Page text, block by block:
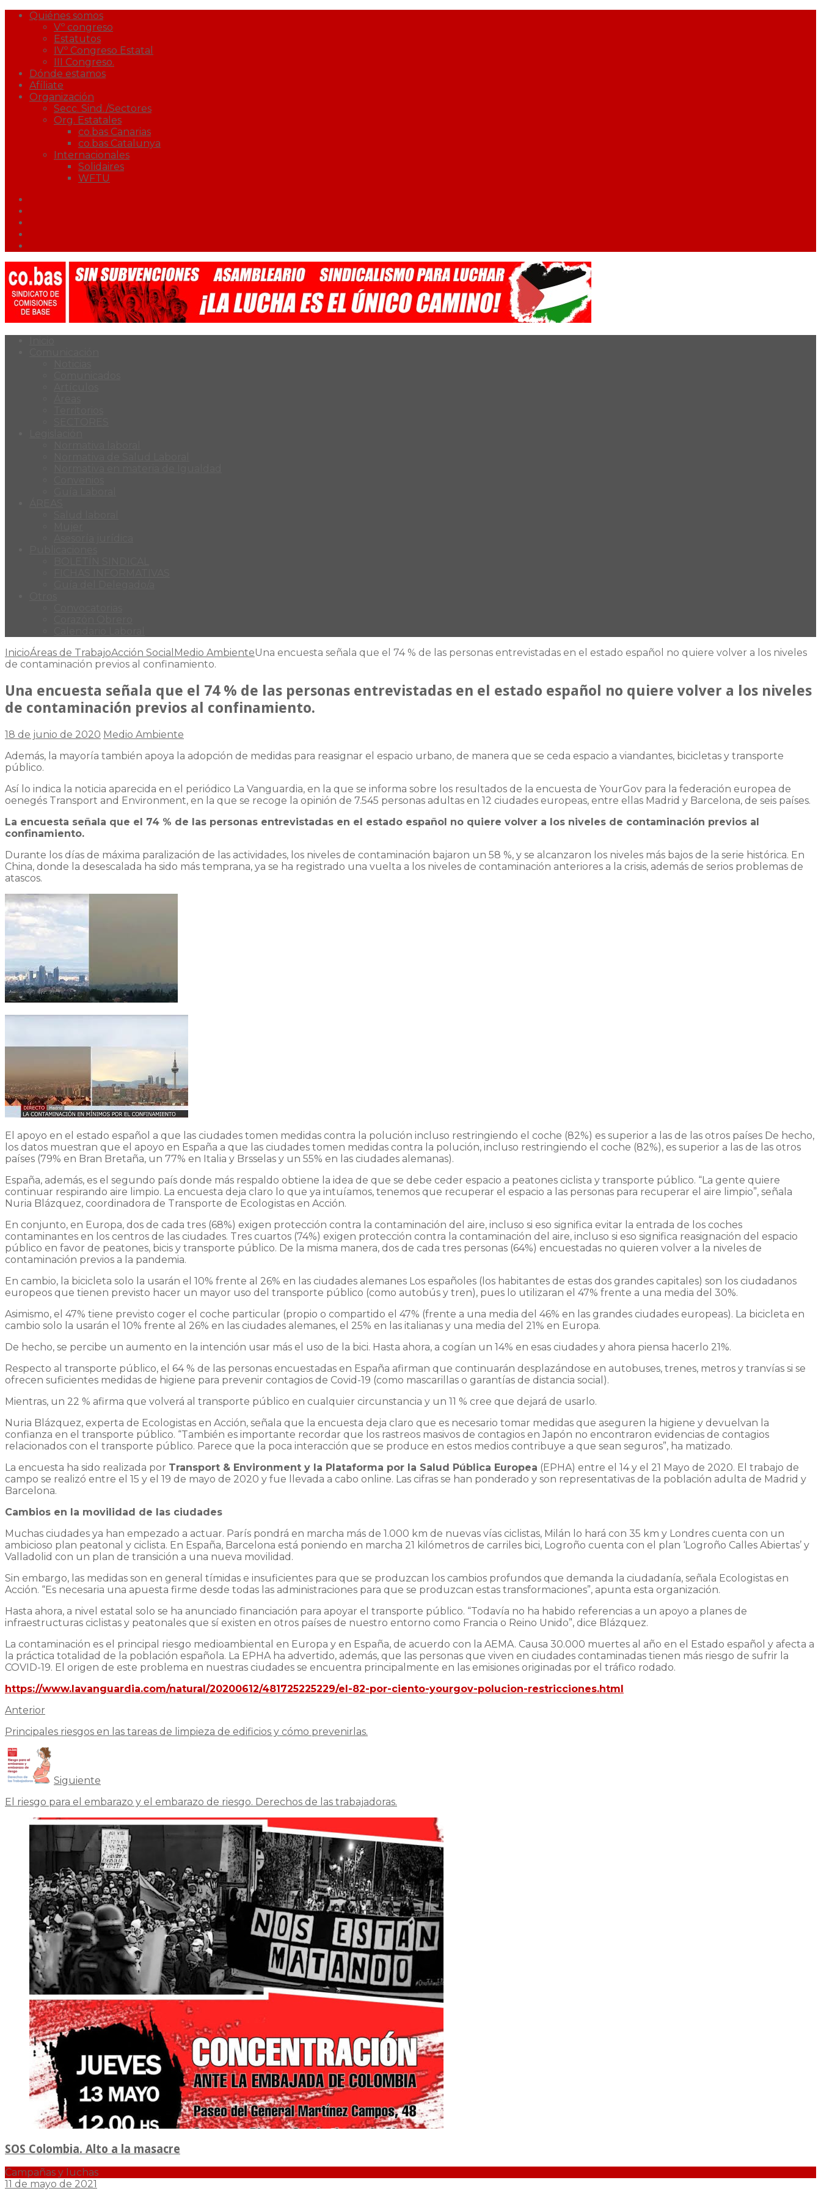
Quiénes somos
Vº congreso
Estatutos
IVº Congreso Estatal
III Congreso.
Dónde estamos
Afíliate
Organización
Secc. Sind./Sectores
Org. Estatales
co.bas Canarias
co.bas Catalunya
Internacionales
Solidaires
WFTU
InicioÁreas de TrabajoAcción Social Medio AmbienteUna encuesta señala que el 74 % de las personas entrevistadas en el estado español no quiere volver a los niveles
de contaminación previos al confinamiento.
Una encuesta señala que el 74 % de las personas entrevistadas en el estado español no quiere volver a los niveles
de contaminación previos al confinamiento.
18 de junio de 2020 Medio Ambiente
Además, la mayoría también apoya la adopción de medidas para reasignar el espacio urbano, de manera que se ceda espacio a viandantes, bicicletas y transporte
público.
Así lo indica la noticia aparecida en el periódico La Vanguardia, en la que se informa sobre los resultados de la encuesta de YourGov para la federación europea de
oenegés Transport and Environment, en la que se recoge la opinión de 7.545 personas adultas en 12 ciudades europeas, entre ellas Madrid y Barcelona, de seis países.
La encuesta señala que el 74 % de las personas entrevistadas en el estado español no quiere volver a los niveles de contaminación previos al
confinamiento.
Durante los días de máxima paralización de las actividades, los niveles de contaminación bajaron un 58 %, y se alcanzaron los niveles más bajos de la serie histórica. En
China, donde la desescalada ha sido más temprana, ya se ha registrado una vuelta a los niveles de contaminación anteriores a la crisis, además de serios problemas de
atascos.
El apoyo en el estado español a que las ciudades tomen medidas contra la polución incluso restringiendo el coche (82%) es superior a las de las otros países De hecho,
los datos muestran que el apoyo en España a que las ciudades tomen medidas contra la polución, incluso restringiendo el coche (82%), es superior a las de las otros
países (79% en Bran Bretaña, un 77% en Italia y Brsselas y un 55% en las ciudades alemanas).
España, además, es el segundo país donde más respaldo obtiene la idea de que se debe ceder espacio a peatones ciclista y transporte público. “La gente quiere
continuar respirando aire limpio. La encuesta deja claro lo que ya intuíamos, tenemos que recuperar el espacio a las personas para recuperar el aire limpio”, señala
Nuria Blázquez, coordinadora de Transporte de Ecologistas en Acción.
En conjunto, en Europa, dos de cada tres (68%) exigen protección contra la contaminación del aire, incluso si eso significa evitar la entrada de los coches
contaminantes en los centros de las ciudades. Tres cuartos (74%) exigen protección contra la contaminación del aire, incluso si eso significa reasignación del espacio
público en favor de peatones, bicis y transporte público. De la misma manera, dos de cada tres personas (64%) encuestadas no quieren volver a la niveles de
contaminación previos a la pandemia.
En cambio, la bicicleta solo la usarán el 10% frente al 26% en las ciudades alemanes Los españoles (los habitantes de estas dos grandes capitales) son los ciudadanos
europeos que tienen previsto hacer un mayor uso del transporte público (como autobús y tren), pues lo utilizaran el 47% frente a una media del 30%.
Asimismo, el 47% tiene previsto coger el coche particular (propio o compartido el 47% (frente a una media del 46% en las grandes ciudades europeas). La bicicleta en
cambio solo la usarán el 10% frente al 26% en las ciudades alemanes, el 25% en las italianas y una media del 21% en Europa.
De hecho, se percibe un aumento en la intención usar más el uso de la bici. Hasta ahora, a cogían un 14% en esas ciudades y ahora piensa hacerlo 21%.
Respecto al transporte público, el 64 % de las personas encuestadas en España afirman que continuarán desplazándose en autobuses, trenes, metros y tranvías si se
ofrecen suficientes medidas de higiene para prevenir contagios de Covid-19 (como mascarillas o garantías de distancia social).
Mientras, un 22 % afirma que volverá al transporte público en cualquier circunstancia y un 11 % cree que dejará de usarlo.
Nuria Blázquez, experta de Ecologistas en Acción, señala que la encuesta deja claro que es necesario tomar medidas que aseguren la higiene y devuelvan la
confianza en el transporte público. “También es importante recordar que los rastreos masivos de contagios en Japón no encontraron evidencias de contagios
relacionados con el transporte público. Parece que la poca interacción que se produce en estos medios contribuye a que sean seguros”, ha matizado.
La encuesta ha sido realizada por Transport & Environment y la Plataforma por la Salud Pública Europea (EPHA) entre el 14 y el 21 Mayo de 2020. El trabajo de
campo se realizó entre el 15 y el 19 de mayo de 2020 y fue llevada a cabo online. Las cifras se han ponderado y son representativas de la población adulta de Madrid y
Barcelona.
Cambios en la movilidad de las ciudades
Muchas ciudades ya han empezado a actuar. París pondrá en marcha más de 1.000 km de nuevas vías ciclistas, Milán lo hará con 35 km y Londres cuenta con un
ambicioso plan peatonal y ciclista. En España, Barcelona está poniendo en marcha 21 kilómetros de carriles bici, Logroño cuenta con el plan ‘Logroño Calles Abiertas’ y
Valladolid con un plan de transición a una nueva movilidad.
Sin embargo, las medidas son en general tímidas e insuficientes para que se produzcan los cambios profundos que demanda la ciudadanía, señala Ecologistas en
Acción. “Es necesaria una apuesta firme desde todas las administraciones para que se produzcan estas transformaciones”, apunta esta organización.
Hasta ahora, a nivel estatal solo se ha anunciado financiación para apoyar el transporte público. “Todavía no ha habido referencias a un apoyo a planes de
infraestructuras ciclistas y peatonales que sí existen en otros países de nuestro entorno como Francia o Reino Unido”, dice Blázquez.
La contaminación es el principal riesgo medioambiental en Europa y en España, de acuerdo con la AEMA. Causa 30.000 muertes al año en el Estado español y afecta a
la práctica totalidad de la población española. La EPHA ha advertido, además, que las personas que viven en ciudades contaminadas tienen más riesgo de sufrir la
COVID-19. El origen de este problema en nuestras ciudades se encuentra principalmente en las emisiones originadas por el tráfico rodado.
https://www.lavanguardia.com/natural/20200612/481725225229/el-82-por-ciento-yourgov-polucion-restricciones.html
Anterior
Principales riesgos en las tareas de limpieza de edificios y cómo prevenirlas.
Siguiente
El riesgo para el embarazo y el embarazo de riesgo. Derechos de las trabajadoras.
SOS Colombia. Alto a la masacre
Campañas y luchas
11 de mayo de 2021